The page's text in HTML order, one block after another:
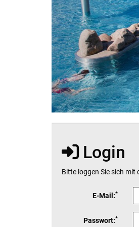
Login
Bitte loggen Sie sich
E-Mail:*
Passwort:*